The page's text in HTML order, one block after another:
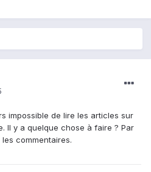
impossible de lire les articles sur
Il y a quelque chose à faire ? Par
commentaires.